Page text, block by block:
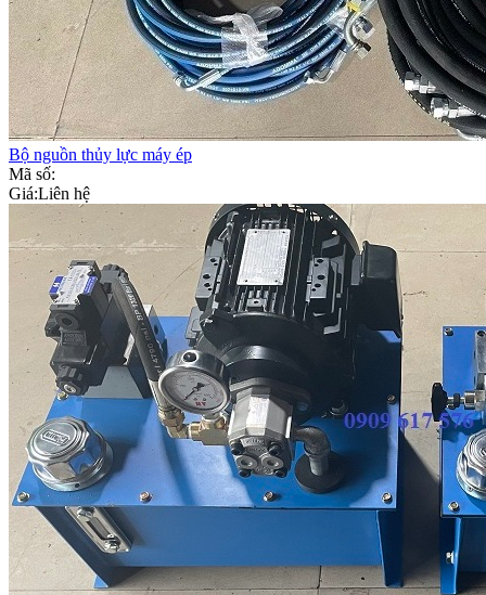
Bộ nguồn thủy lực máy ép
Mã số:
Giá:Liên hệ